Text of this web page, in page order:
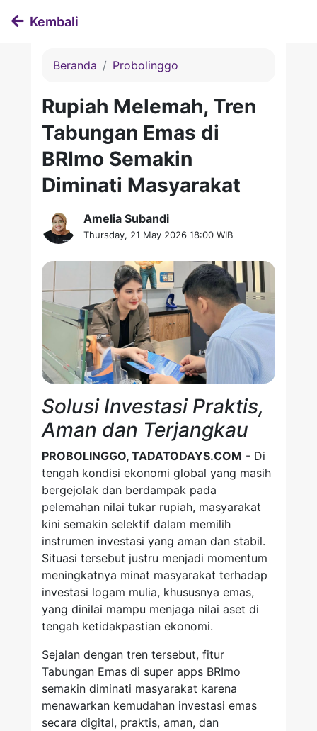
Kembali
Beranda Probolinggo
Rupiah Melemah, Tren
Tabungan Emas di
BRImo Semakin
Diminati Masyarakat
Amelia Subandi
Thursday, 21 May 2026 18:00 WIB
Solusi Investasi Praktis,
Aman dan Terjangkau
PROBOLINGGO, TADATODAYS.COM - Di
tengah kondisi ekonomi global yang masih
bergejolak dan berdampak pada
pelemahan nilai tukar rupiah, masyarakat
kini semakin selektif dalam memilih
instrumen investasi yang aman dan stabil.
Situasi tersebut justru menjadi momentum
meningkatnya minat masyarakat terhadap
investasi logam mulia, khususnya emas,
yang dinilai mampu menjaga nilai aset di
tengah ketidakpastian ekonomi.
Sejalan dengan tren tersebut, fitur
Tabungan Emas di super apps BRImo
semakin diminati masyarakat karena
menawarkan kemudahan investasi emas
secara digital, praktis, aman, dan